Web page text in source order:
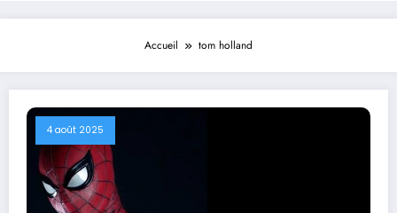
Accueil tom holland
4 août 2025